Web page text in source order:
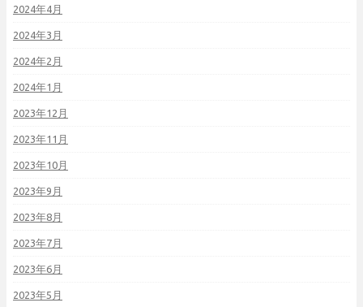
2024年4月
2024年3月
2024年2月
2024年1月
2023年12月
2023年11月
2023年10月
2023年9月
2023年8月
2023年7月
2023年6月
2023年5月